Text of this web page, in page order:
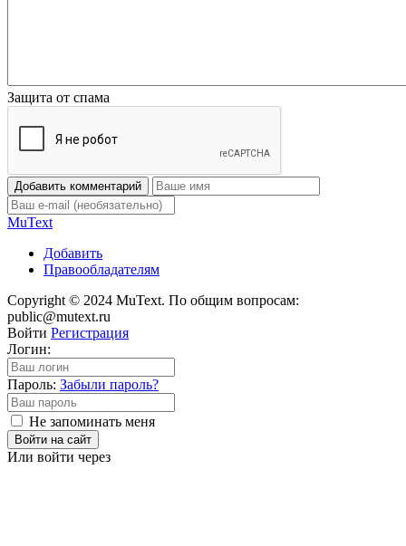
Защита от спама
Добавить комментарий
MuText
Добавить
Правообладателям
Copyright © 2024 MuText. По общим вопросам:
public@mutext.ru
Войти Регистрация
Логин:
Пароль: Забыли пароль?
Не запоминать меня
Войти на сайт
Или войти через